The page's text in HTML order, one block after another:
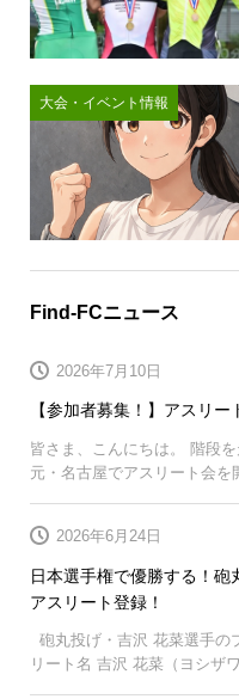
大会・イベント情報
Find-FCニュース
【参加者募集！】アスリ
2026年7月10日
皆さま、こんにちは。 階段
元・名古屋でアスリート会
日本選手権で優勝する！
アスリート登録！
2026年6月24日
砲丸投げ・吉沢 花菜選手の
リート名 吉沢 花菜（ヨシザ